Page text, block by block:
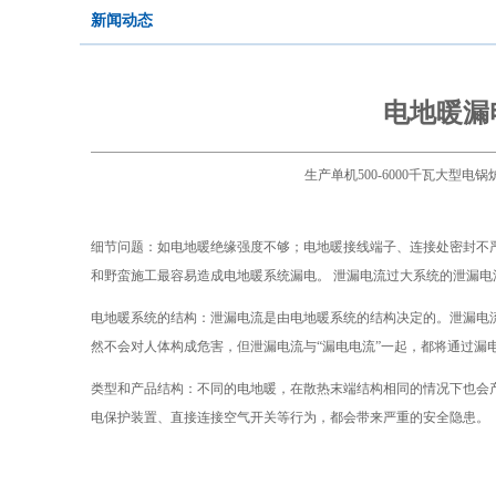
新闻动态
电地暖
生产单机500-6000千瓦大型电
细节问题：如电地暖绝缘强度不够；电地暖接线端子、连接处密封
和野蛮施工最容易造成电地暖系统漏电。 泄漏电流过大系统的泄漏
电地暖系统的结构：泄漏电流是由电地暖系统的结构决定的。泄漏
然不会对人体构成危害，但泄漏电流与“漏电电流”一起，都将通过漏
类型和产品结构：不同的电地暖，在散热末端结构相同的情况下也
电保护装置、直接连接空气开关等行为，都会带来严重的安全隐患。